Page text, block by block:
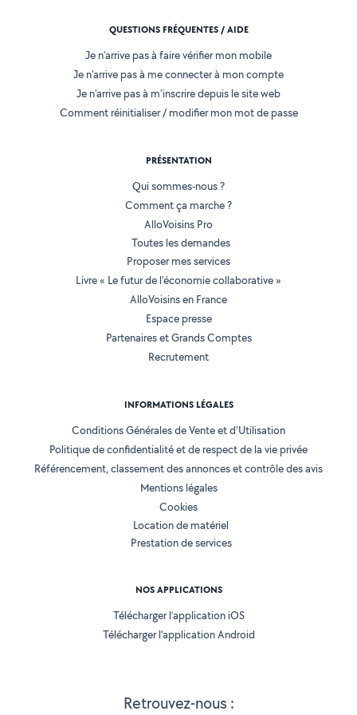
Retrouvez-nous :
QUESTIONS FRÉQUENTES / AIDE
Je n'arrive pas à faire vérifier mon mobile
Je n'arrive pas à me connecter à mon compte
Je n'arrive pas à m'inscrire depuis le site web
Comment réinitialiser / modifier mon mot de passe
PRÉSENTATION
Qui sommes-nous ?
Comment ça marche ?
AlloVoisins Pro
Toutes les demandes
Proposer mes services
Livre « Le futur de l'économie collaborative »
AlloVoisins en France
Espace presse
Partenaires et Grands Comptes
Recrutement
INFORMATIONS LÉGALES
Conditions Générales de Vente et d'Utilisation
Politique de confidentialité et de respect de la vie privée
Référencement, classement des annonces et contrôle des avis
Mentions légales
Cookies
Location de matériel
Prestation de services
NOS APPLICATIONS
Télécharger l’application iOS
Télécharger l’application Android